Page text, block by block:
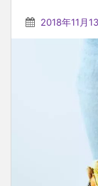
2018年11月